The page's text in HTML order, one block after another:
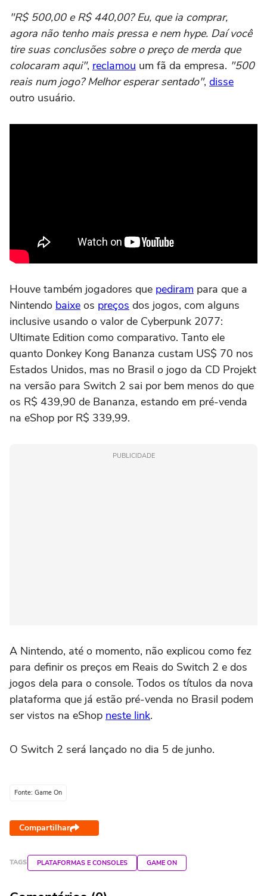
"R$ 500,00 e R$ 440,00? Eu, que ia comprar,
agora não tenho mais pressa e nem hype. Daí você
tire suas conclusões sobre o preço de merda que
colocaram aqui", reclamou um fã da empresa. "500
reais num jogo? Melhor esperar sentado", disse
outro usuário.
Houve também jogadores que pediram para que a
Nintendo baixe os preços dos jogos, com alguns
inclusive usando o valor de Cyberpunk 2077:
Ultimate Edition como comparativo. Tanto ele
quanto Donkey Kong Bananza custam US$ 70 nos
Estados Unidos, mas no Brasil o jogo da CD Projekt
na versão para Switch 2 sai por bem menos do que
os R$ 439,90 de Bananza, estando em pré-venda
na eShop por R$ 339,99.
PUBLICIDADE
A Nintendo, até o momento, não explicou como fez
para definir os preços em Reais do Switch 2 e dos
jogos dela para o console. Todos os títulos da nova
plataforma que já estão pré-venda no Brasil podem
ser vistos na eShop neste link.
O Switch 2 será lançado no dia 5 de junho.
Fonte: Game On
Compartilhar
TAGS PLATAFORMAS E CONSOLES GAME ON